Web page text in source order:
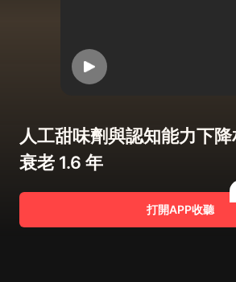
人工甜味劑與認知能力下
衰老 1.6 年
打開APP收聽